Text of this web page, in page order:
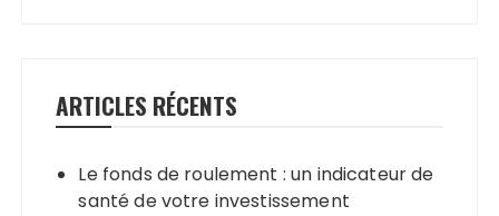
ARTICLES RÉCENTS
Le fonds de roulement : un indicateur de
santé de votre investissement